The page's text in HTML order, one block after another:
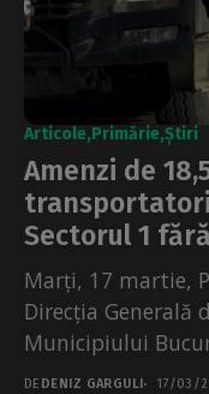
Articole Primărie Știri
Amenzi de
Sectorul 1
Marți, 17 martie,
Direcția Generală
Municipiului
transportatorii
DE DENIZ GARGULI 17/03/